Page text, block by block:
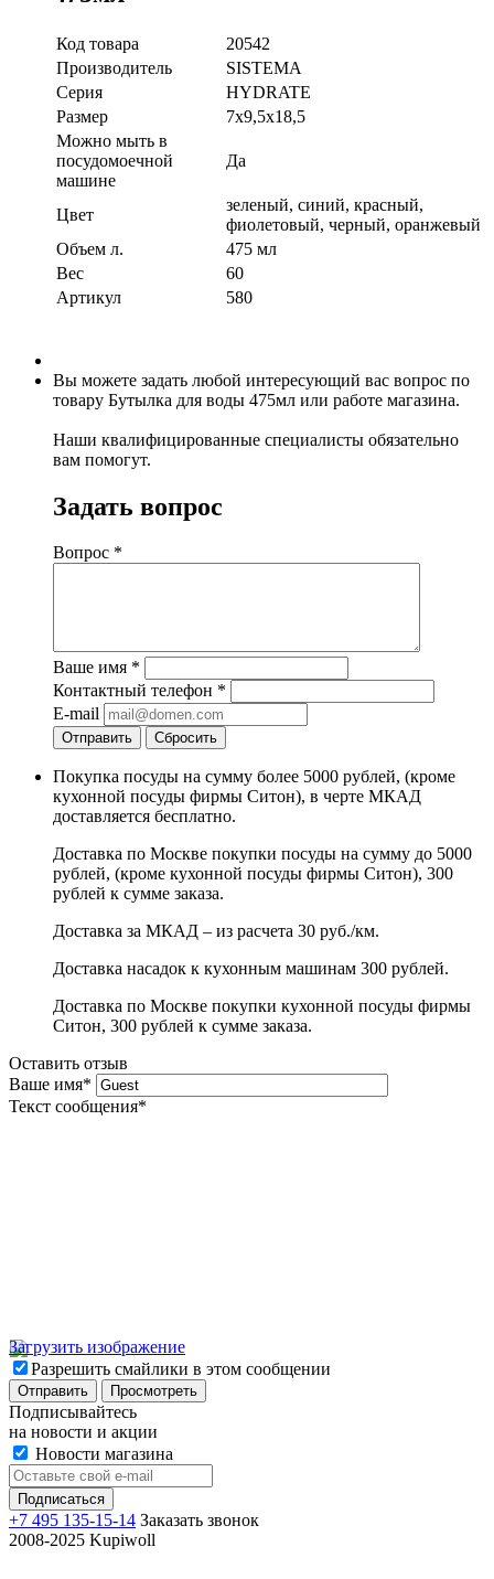
Код товара
20542
Производитель
SISTEMA
Серия
HYDRATE
Размер
7х9,5х18,5
Можно мыть в
посудомоечной
машине
Да
Цвет
зеленый, синий, красный,
фиолетовый, черный, оранжевый
Объем л.
475 мл
Вес
60
Артикул
580
Вы можете задать любой интересующий вас вопрос по
товару Бутылка для воды 475мл или работе магазина.
Наши квалифицированные специалисты обязательно
вам помогут.
Задать вопрос
Вопрос *
Ваше имя *
Контактный телефон *
E-mail
Отправить Сбросить
Покупка посуды на сумму более 5000 рублей, (кроме
кухонной посуды фирмы Ситон), в черте МКАД
доставляется бесплатно.
Доставка по Москве покупки посуды на сумму до 5000
рублей, (кроме кухонной посуды фирмы Ситон), 300
рублей к сумме заказа.
Доставка за МКАД – из расчета 30 руб./км.
Доставка насадок к кухонным машинам 300 рублей.
Доставка по Москве покупки кухонной посуды фирмы
Ситон, 300 рублей к сумме заказа.
Оставить отзыв
Ваше имя*
Текст сообщения*
Загрузить изображение
Разрешить смайлики в этом сообщении
Подписывайтесь
на новости и акции
Новости магазина
+7 495 135-15-14 Заказать звонок
2008-2025 Kupiwoll